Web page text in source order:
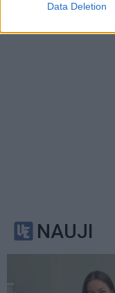
Data Deletion
NAUJI